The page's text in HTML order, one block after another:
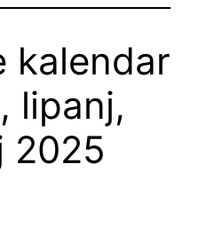
kalendar
lipanj,
2025